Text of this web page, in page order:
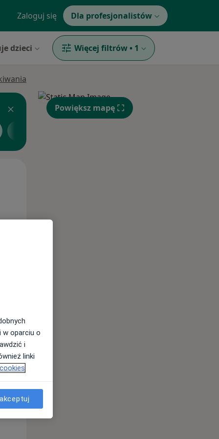
Zaloguj się Dla profesjonalistów
dzieci Więcej filtrów • 1
Śr,
12 Sie
Powiększ mapę
w oparciu o
i
linki